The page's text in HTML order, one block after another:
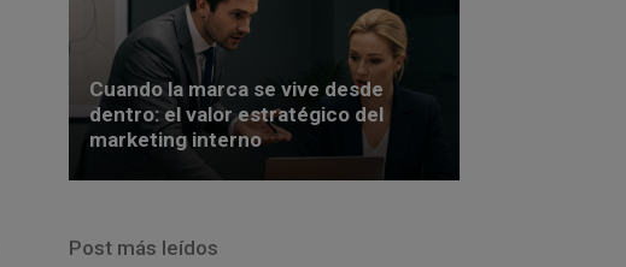
Cuando la marca se vive desde
dentro: el valor estratégico del
marketing interno
Post más leídos